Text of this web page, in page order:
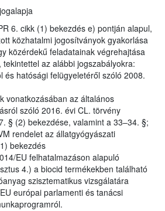
6. cikk (1) bekezdés e) pontján alapul,
közhatalmi jogosítványok gyakorlása
közérdekű feladatainak végrehajtása
az alábbi jogszabályokra:
hatósági felügyeletéről szóló 2008.
az általános
szóló 2016. évi CL. törvény
§ (2) bekezdése, valamint a 33–34. §;
rendelet az állatgyógyászati
bekezdés
EU felhatalmazáson alapuló
4.) a biocid termékekben található
szisztematikus vizsgálatára
európai parlamenti és tanácsi